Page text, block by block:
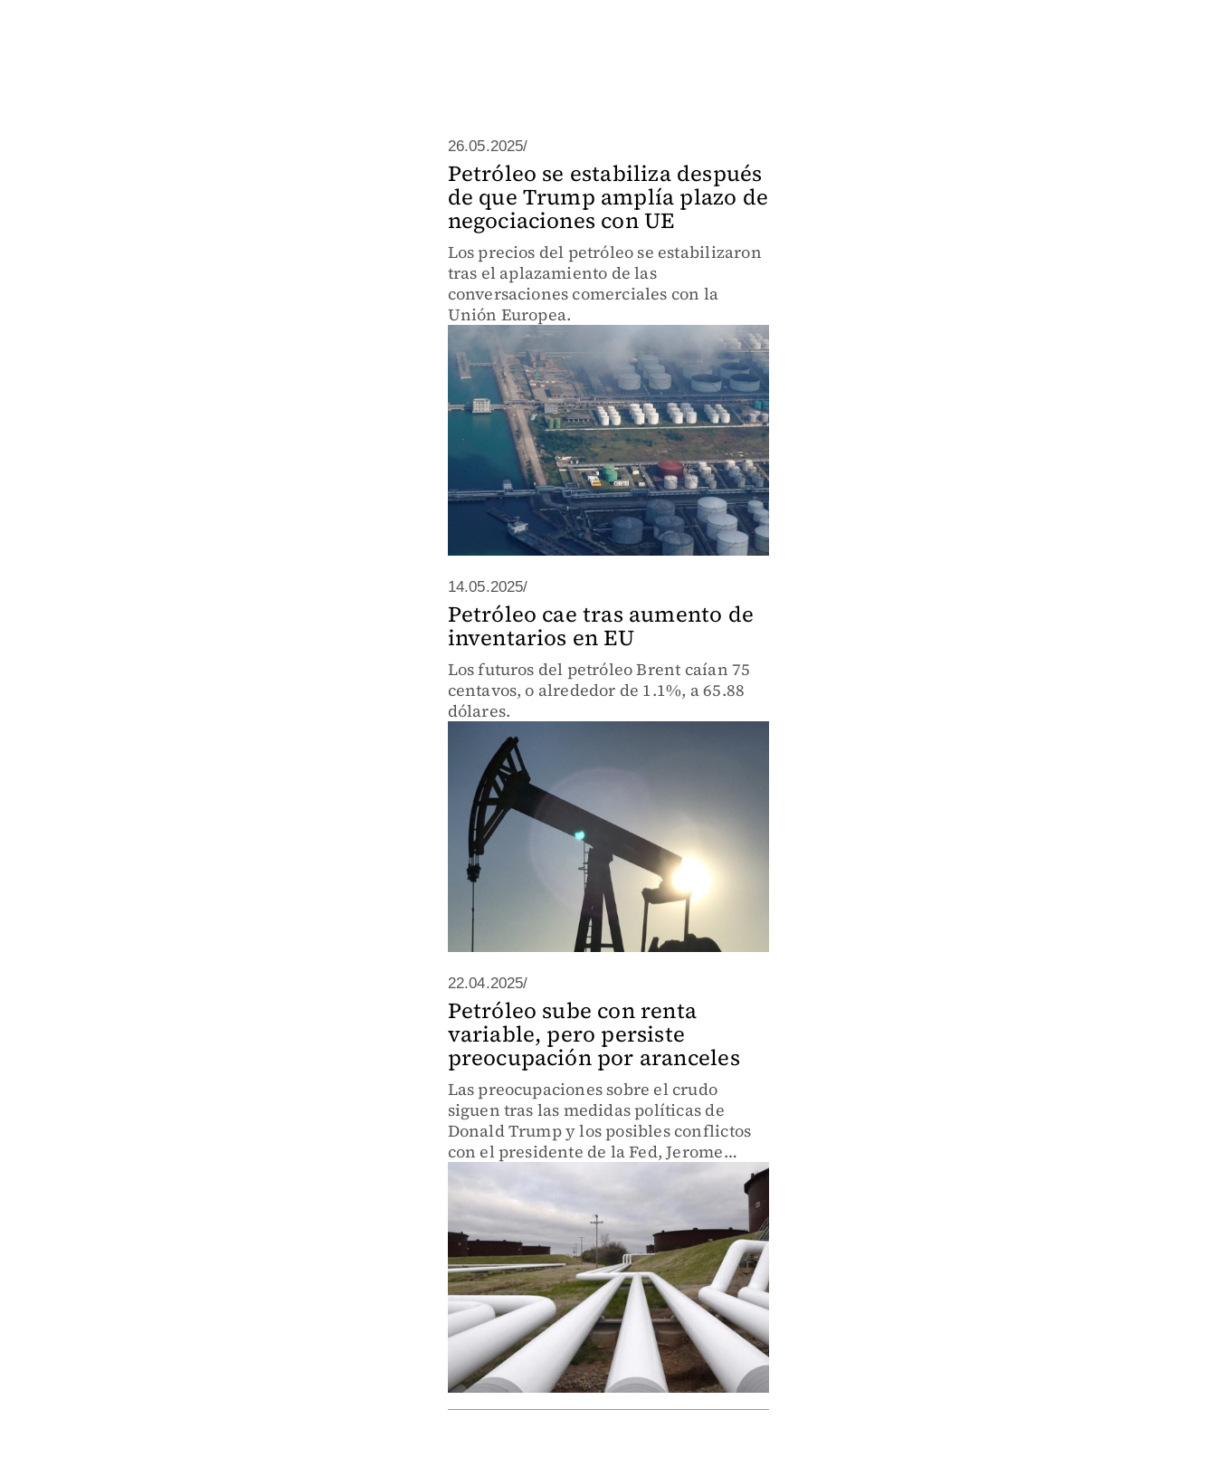
26.05.2025/
Petróleo se estabiliza después
de que Trump amplía plazo de
negociaciones con UE
Los precios del petróleo se estabilizaron
tras el aplazamiento de las
conversaciones comerciales con la
Unión Europea.
14.05.2025/
Petróleo cae tras aumento de
inventarios en EU
Los futuros del petróleo Brent caían 75
centavos, o alrededor de 1.1%, a 65.88
dólares.
22.04.2025/
Petróleo sube con renta
variable, pero persiste
preocupación por aranceles
Las preocupaciones sobre el crudo
siguen tras las medidas políticas de
Donald Trump y los posibles conflictos
con el presidente de la Fed, Jerome